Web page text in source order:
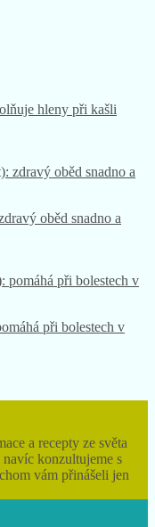
hleny při kašli
oběd snadno a
při bolestech v
a recepty ze světa
konzultujeme s
vám přinášeli jen